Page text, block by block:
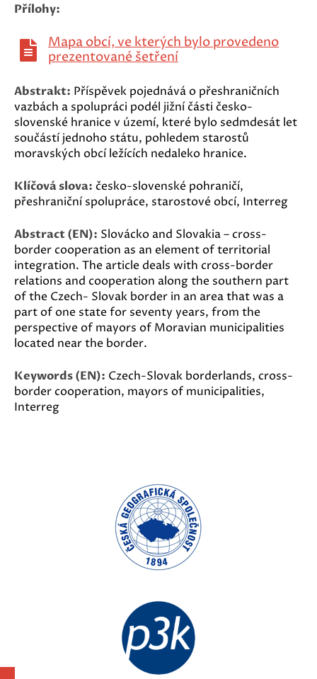
Přílohy:
Mapa obcí, ve kterých bylo provedeno
prezentované šetření
Abstrakt: Příspěvek pojednává o přeshraničních
vazbách a spolupráci podél jižní části česko-
slovenské hranice v území, které bylo sedmdesát let
součástí jednoho státu, pohledem starostů
moravských obcí ležících nedaleko hranice.
Klíčová slova: česko-slovenské pohraničí,
přeshraniční spolupráce, starostové obcí, Interreg
Abstract (EN): Slovácko and Slovakia – cross-
border cooperation as an element of territorial
integration. The article deals with cross-border
relations and cooperation along the southern part
of the Czech- Slovak border in an area that was a
part of one state for seventy years, from the
perspective of mayors of Moravian municipalities
located near the border.
Keywords (EN): Czech-Slovak borderlands, cross-
border cooperation, mayors of municipalities,
Interreg